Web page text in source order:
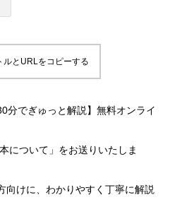
ルとURLをコピーする
分でぎゅっと解説】無料オンライ
について」をお送りいたしま
向けに、わかりやすく丁寧に解説